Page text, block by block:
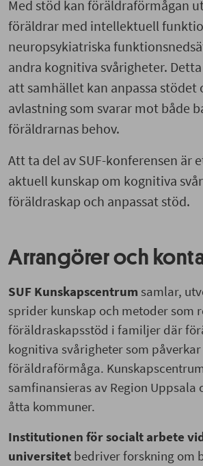
Med stöd kan föräldraförmågan
föräldrar med intellektuell
neuropsykiatriska
andra kognitiva svårigheter.
att samhället kan anpassa stödet
avlastning som svarar mot både
föräldrarnas behov.
Att ta del av SUF-konferensen är
aktuell kunskap om kognitiva
föräldraskap och anpassat stöd.
Arrangörer och
SUF Kunskapscentrum samlar,
sprider kunskap och metoder som
föräldraskapsstöd i familjer där
kognitiva svårigheter som
föräldraförmåga.
samfinansieras av Region Uppsala
åtta kommuner.
Institutionen för socialt arbete
universitet bedriver forskning om